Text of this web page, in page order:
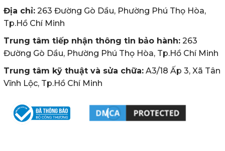
Địa chỉ: 263 Đường Gò Dầu, Phường Phú Thọ Hòa,
Tp.Hồ Chí Minh
Trung tâm tiếp nhận thông tin bảo hành: 263
Đường Gò Dầu, Phường Phú Thọ Hòa, Tp.Hồ Chí Minh
Trung tâm kỹ thuật và sửa chữa: A3/18 Ấp 3, Xã Tân
Vĩnh Lộc, Tp.Hồ Chí Minh